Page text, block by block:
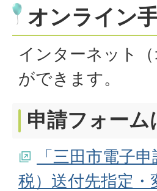
オンライン
インターネット
ができます。
申請フォー
「三田市電子
税）送付先指定